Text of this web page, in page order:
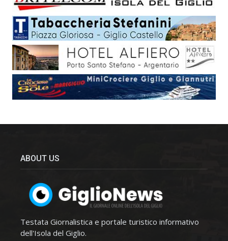
ABOUT US
Testata Giornalistica e portale turistico informativo
dell'Isola del Giglio.